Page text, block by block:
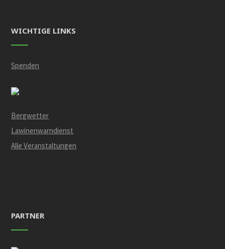
WICHTIGE LINKS
Spenden
Bergwetter
Lawinenwarndienst
Alle Veranstaltungen
PARTNER